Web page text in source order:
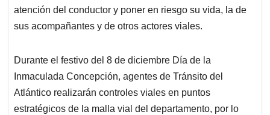
atención del conductor y poner en riesgo su vida, la de
sus acompañantes y de otros actores viales.
Durante el festivo del 8 de diciembre Día de la
Inmaculada Concepción, agentes de Tránsito del
Atlántico realizarán controles viales en puntos
estratégicos de la malla vial del departamento, por lo